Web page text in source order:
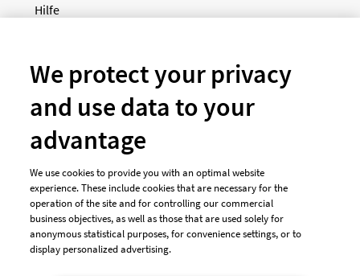
Hilfe
Unsere Zahlungsarten
We protect your privacy
and use data to your
advantage
We use cookies to provide you with an optimal website
experience. These include cookies that are necessary for the
operation of the site and for controlling our commercial
business objectives, as well as those that are used solely for
anonymous statistical purposes, for convenience settings, or to
display personalized advertising.